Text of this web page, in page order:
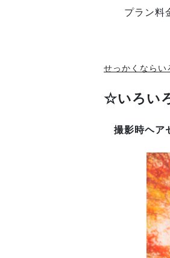
プラン料金
せっかくならい
☆いろい
撮影時ヘア